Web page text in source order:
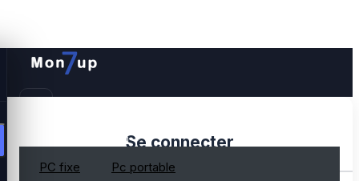
PC gamer occasion
PC fixe Pc portable
Se connecter